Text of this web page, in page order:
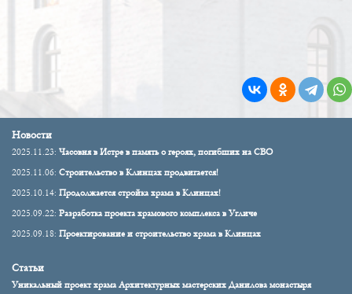
Новости
2025.11.23: Часовня в Истре в память о героях, погибших на СВО
2025.11.06: Строительство в Клинцах продвигается!
2025.10.14: Продолжается стройка храма в Клинцах!
2025.09.22: Разработка проекта храмового комплекса в Угличе
2025.09.18: Проектирование и строительство храма в Клинцах
Статьи
Уникальный проект храма Архитектурных мастерских Данилова монастыря